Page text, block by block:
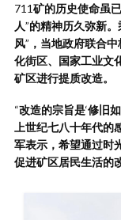
711矿的历史使命虽
人”的精神历久弥新
风” ，当地政府联合
化街区、国家工业文
矿区进行提质改造。
“改造的宗旨是‘修旧
上世纪七八十年代的
军表示，希望通过时
促进矿区居民生活的